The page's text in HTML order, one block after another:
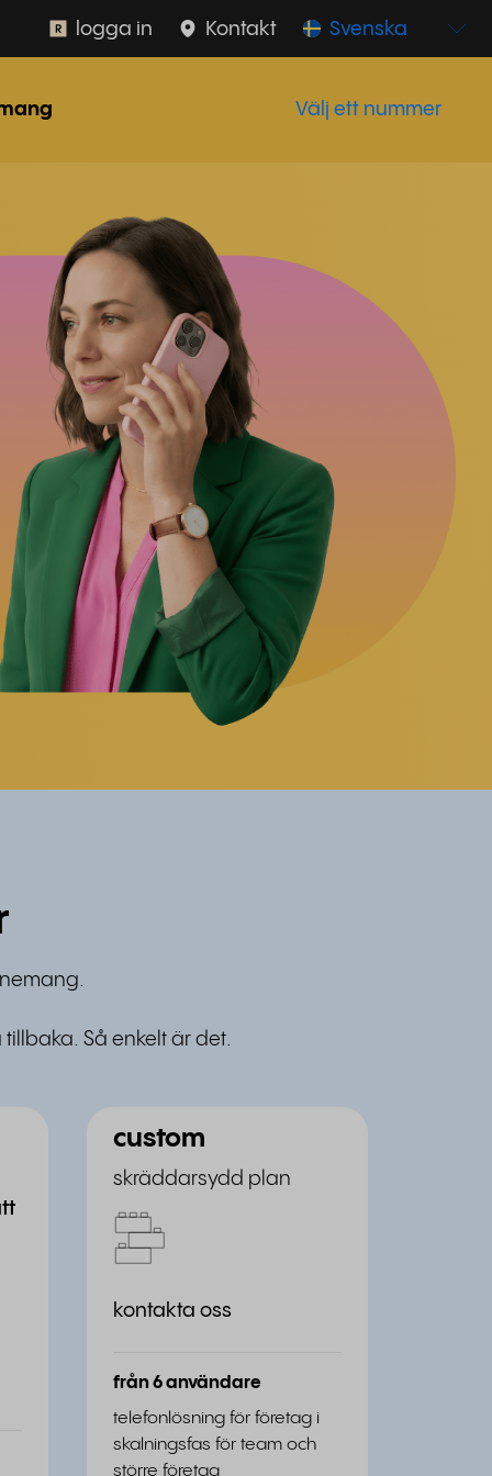
Svenska
Kontakt
logga in
Välj ett nummer
Så enkelt är det.
custom
skräddarsydd plan
kontakta oss
från 6 användare
telefonlösning för företag i
skalningsfas för team och
större företag